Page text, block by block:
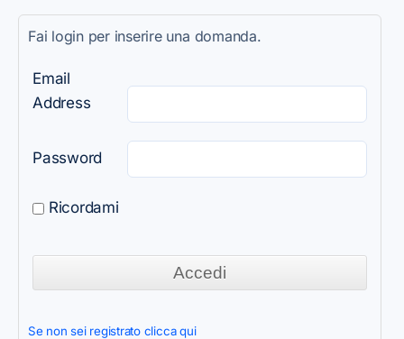
Fai login per inserire una domanda.
Email
Address
Password
Ricordami
Se non sei registrato clicca qui